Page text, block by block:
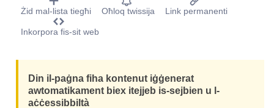
Żid mal-lista tiegħi Oħloq twissija Link permanenti
Inkorpora fis-sit web
Din il-paġna fiha kontenut iġġenerat
awtomatikament biex itejjeb is-sejbien u l-
aċċessibbiltà